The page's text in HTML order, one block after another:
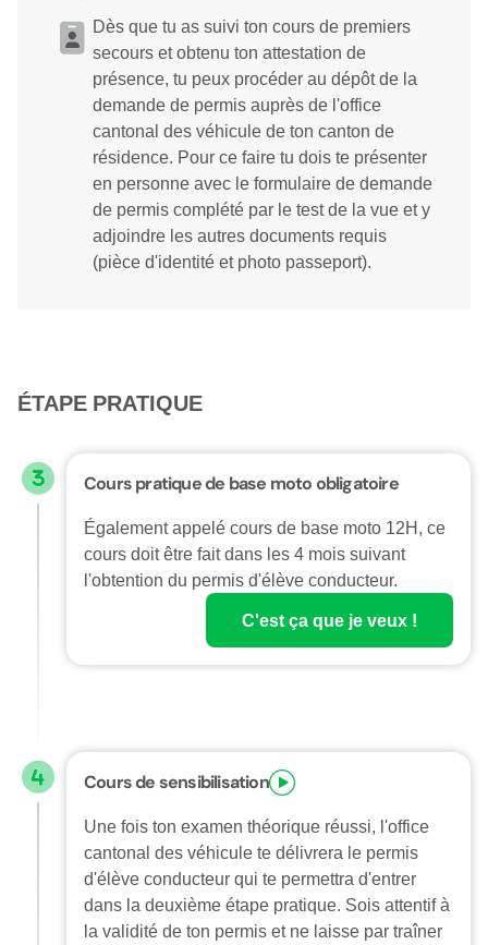
Dès que tu as suivi ton cours de premiers
secours et obtenu ton attestation de
présence, tu peux procéder au dépôt de la
demande de permis auprès de l'office
cantonal des véhicule de ton canton de
résidence. Pour ce faire tu dois te présenter
en personne avec le formulaire de demande
de permis complété par le test de la vue et y
adjoindre les autres documents requis
(pièce d'identité et photo passeport).
ÉTAPE PRATIQUE
Cours pratique de base moto obligatoire
Également appelé cours de base moto 12H, ce
cours doit être fait dans les 4 mois suivant
l'obtention du permis d'élève conducteur.
C'est ça que je veux !
Cours de sensibilisation
Une fois ton examen théorique réussi, l'office
cantonal des véhicule te délivrera le permis
d'élève conducteur qui te permettra d'entrer
dans la deuxième étape pratique. Sois attentif à
la validité de ton permis et ne laisse par traîner